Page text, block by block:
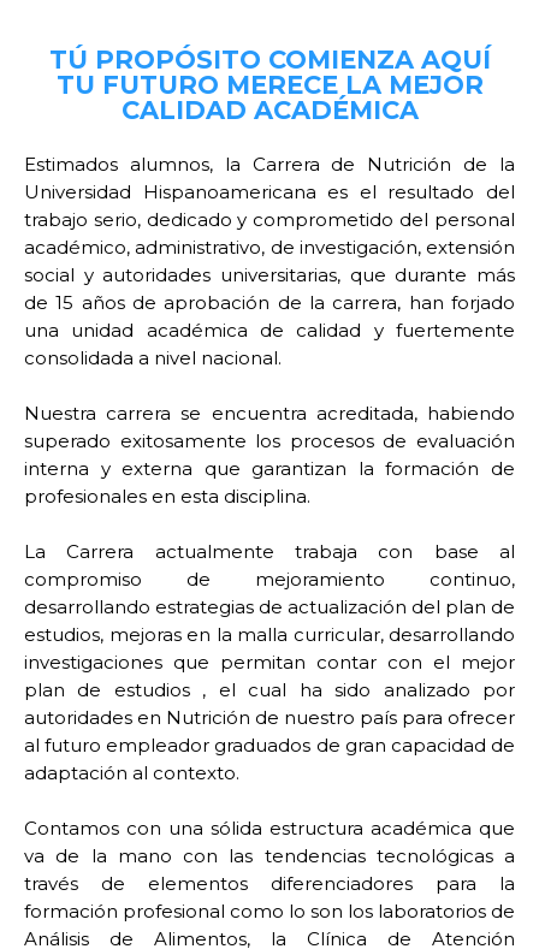
TÚ PROPÓSITO COMIENZA AQUÍ
TU FUTURO MERECE LA MEJOR
CALIDAD ACADÉMICA
Estimados alumnos, la Carrera de Nutrición de la
Universidad Hispanoamericana es el resultado del
trabajo serio, dedicado y comprometido del personal
académico, administrativo, de investigación, extensión
social y autoridades universitarias, que durante más
de 15 años de aprobación de la carrera, han forjado
una unidad académica de calidad y fuertemente
consolidada a nivel nacional.
Nuestra carrera se encuentra acreditada, habiendo
superado exitosamente los procesos de evaluación
interna y externa que garantizan la formación de
profesionales en esta disciplina.
La Carrera actualmente trabaja con base al
compromiso de mejoramiento continuo,
desarrollando estrategias de actualización del plan de
estudios, mejoras en la malla curricular, desarrollando
investigaciones que permitan contar con el mejor
plan de estudios , el cual ha sido analizado por
autoridades en Nutrición de nuestro país para ofrecer
al futuro empleador graduados de gran capacidad de
adaptación al contexto.
Contamos con una sólida estructura académica que
va de la mano con las tendencias tecnológicas a
través de elementos diferenciadores para la
formación profesional como lo son los laboratorios de
Análisis de Alimentos, la Clínica de Atención